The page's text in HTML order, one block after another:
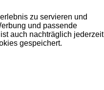
zu servieren und
und passende
auch nachträglich jederzeit
gespeichert.